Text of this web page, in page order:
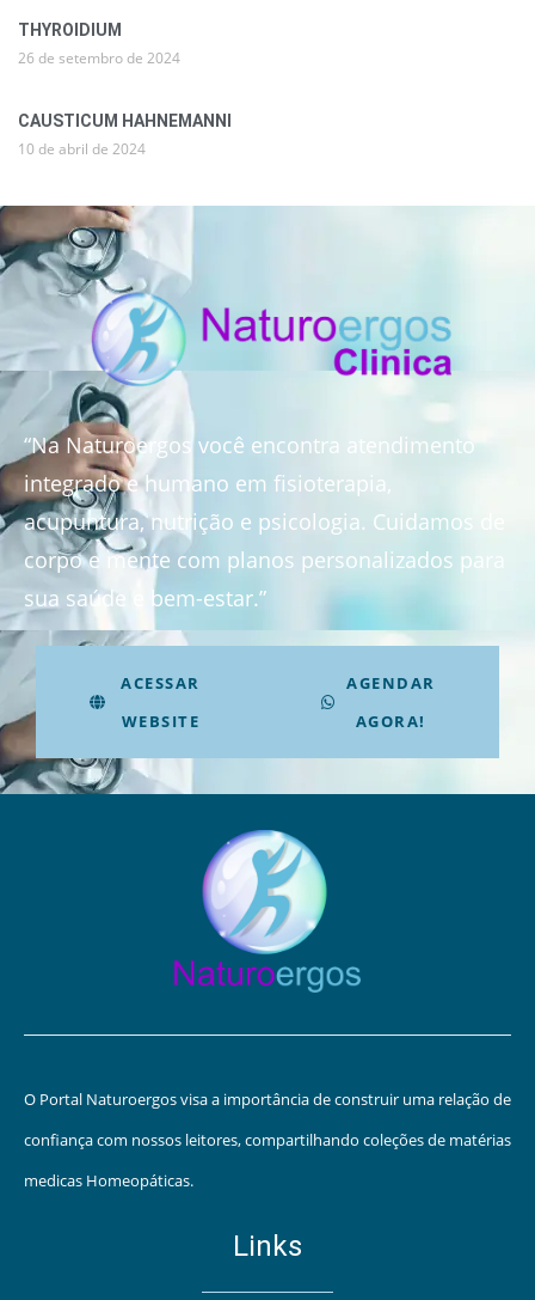
THYROIDIUM
26 de setembro de 2024
CAUSTICUM HAHNEMANNI
10 de abril de 2024
“Na Naturoergos você encontra atendimento
integrado e humano em fisioterapia,
acupuntura, nutrição e psicologia. Cuidamos de
corpo e mente com planos personalizados para
sua saúde e bem-estar.”
ACESSAR
WEBSITE
AGENDAR
AGORA!
O Portal Naturoergos visa a importância de construir uma relação de
confiança com nossos leitores, compartilhando coleções de matérias
medicas Homeopáticas.
Links